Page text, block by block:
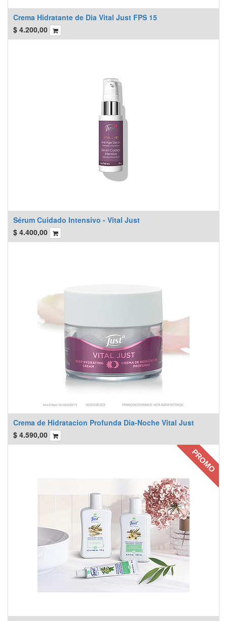
Crema Hidratante de Dia Vital Just FPS 15
$ 4.200,00
Sérum Cuidado Intensivo - Vital Just
$ 4.400,00
Crema de Hidratacion Profunda Dia-Noche Vital Just
$ 4.590,00
PROMO